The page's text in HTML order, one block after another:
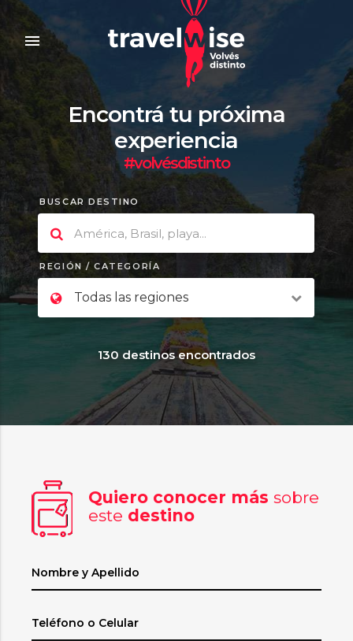
menu
Encontrá tu próxima
experiencia
#volvésdistinto
BUSCAR DESTINO
REGIÓN / CATEGORÍA
130 destinos encontrados
Quiero conocer más sobre
este destino